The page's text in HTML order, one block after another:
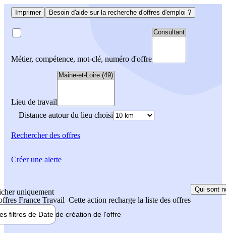
Imprimer Besoin d'aide sur la recherche d'offres d'emploi ?
Métier, compétence, mot-clé, numéro d'offre
Lieu de travail
Distance autour du lieu choisi
Rechercherdes offres
uniquement
France Travail Cette action recharge la liste des offres
Qui sont
filtres de Date de création de l'offre
Créer une alerte